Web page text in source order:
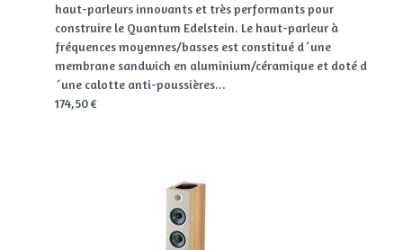
haut-parleurs innovants et très performants pour
construire le Quantum Edelstein. Le haut-parleur à
fréquences moyennes/basses est constitué d´une
membrane sandwich en aluminium/céramique et doté d
´une calotte anti-poussières...
174,50 €